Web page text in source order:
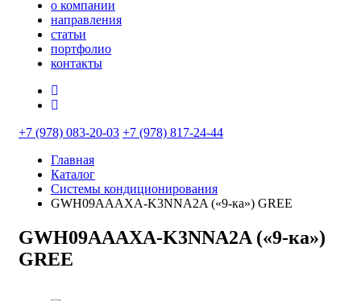
о компании
направления
статьи
портфолио
контакты
+7 (978) 083-20-03 +7 (978) 817-24-44
Главная
Каталог
Системы кондиционирования
GWH09AAAXA-K3NNA2A («9-ка») GREE
GWH09AAAXA-K3NNA2A («9-ка»)
GREE